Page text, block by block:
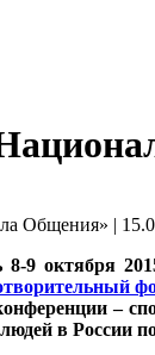
Общения» |
8-9 октября
–
в России